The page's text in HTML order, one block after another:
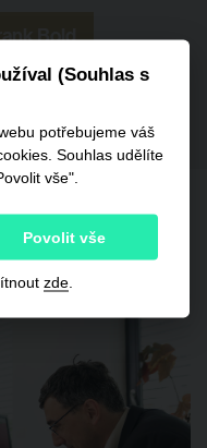
Bold
(Souhlas s
potřebujeme váš
Souhlas udělíte
vše".
Povolit vše
zde.